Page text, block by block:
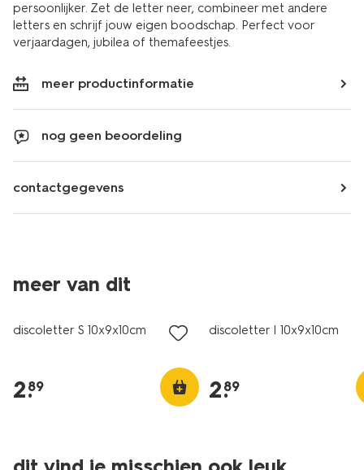
persoonlijker. Zet de letter neer, combineer met andere
letters en schrijf jouw eigen boodschap. Perfect voor
verjaardagen, jubilea of themafeestjes.
meer productinformatie
nog geen beoordeling
contactgegevens
meer van dit
discoletter S 10x9x10cm
2.
89
discoletter I 10x9x10cm
2.
89